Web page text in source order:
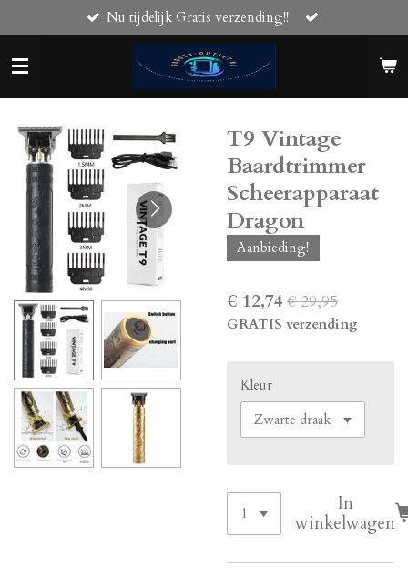
direct
naar
de
hoofdinhoud
Nu tijdelijk Gratis verzending!!
T9 Vintage
Baardtrimmer
Scheerapparaat
Dragon
Aanbieding!
€ 12,74 € 29,95
GRATIS verzending
Kleur
In
winkelwagen